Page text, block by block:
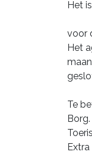
Het
voor
Het
Te
Borg.